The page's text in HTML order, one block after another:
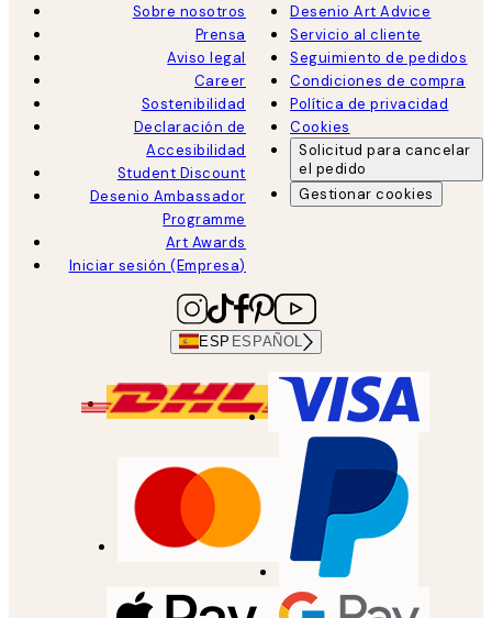
Sobre nosotros
Prensa
Aviso legal
Career
Sostenibilidad
Declaración de
Accesibilidad
Student Discount
Desenio Ambassador
Programme
Art Awards
Iniciar sesión (Empresa)
Desenio Art Advice
Servicio al cliente
Seguimiento de pedidos
Condiciones de compra
Política de privacidad
Cookies
Solicitud para cancelar
el pedido
Gestionar cookies
ESP ESPAÑOL